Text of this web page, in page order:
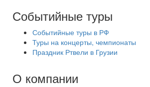
Событийные туры
Событийные туры в РФ
Туры на концерты, чемпионаты
Праздник Ртвели в Грузии
О компании